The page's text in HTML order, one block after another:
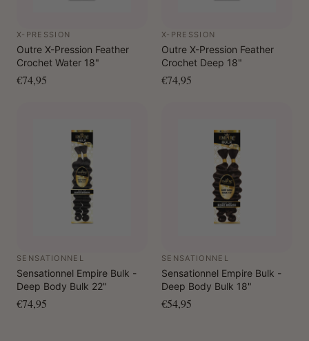
X-PRESSION
Outre X-Pression Feather
Crochet Water 18"
€74,95
X-PRESSION
Outre X-Pression Feather
Crochet Deep 18"
€74,95
SENSATIONNEL
Sensationnel Empire Bulk -
Deep Body Bulk 22"
€74,95
SENSATIONNEL
Sensationnel Empire Bulk -
Deep Body Bulk 18"
€54,95